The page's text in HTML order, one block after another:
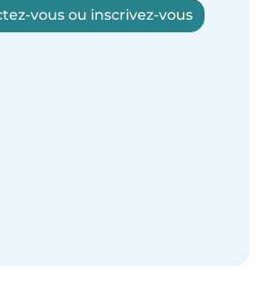
vous ou inscrivez-vous